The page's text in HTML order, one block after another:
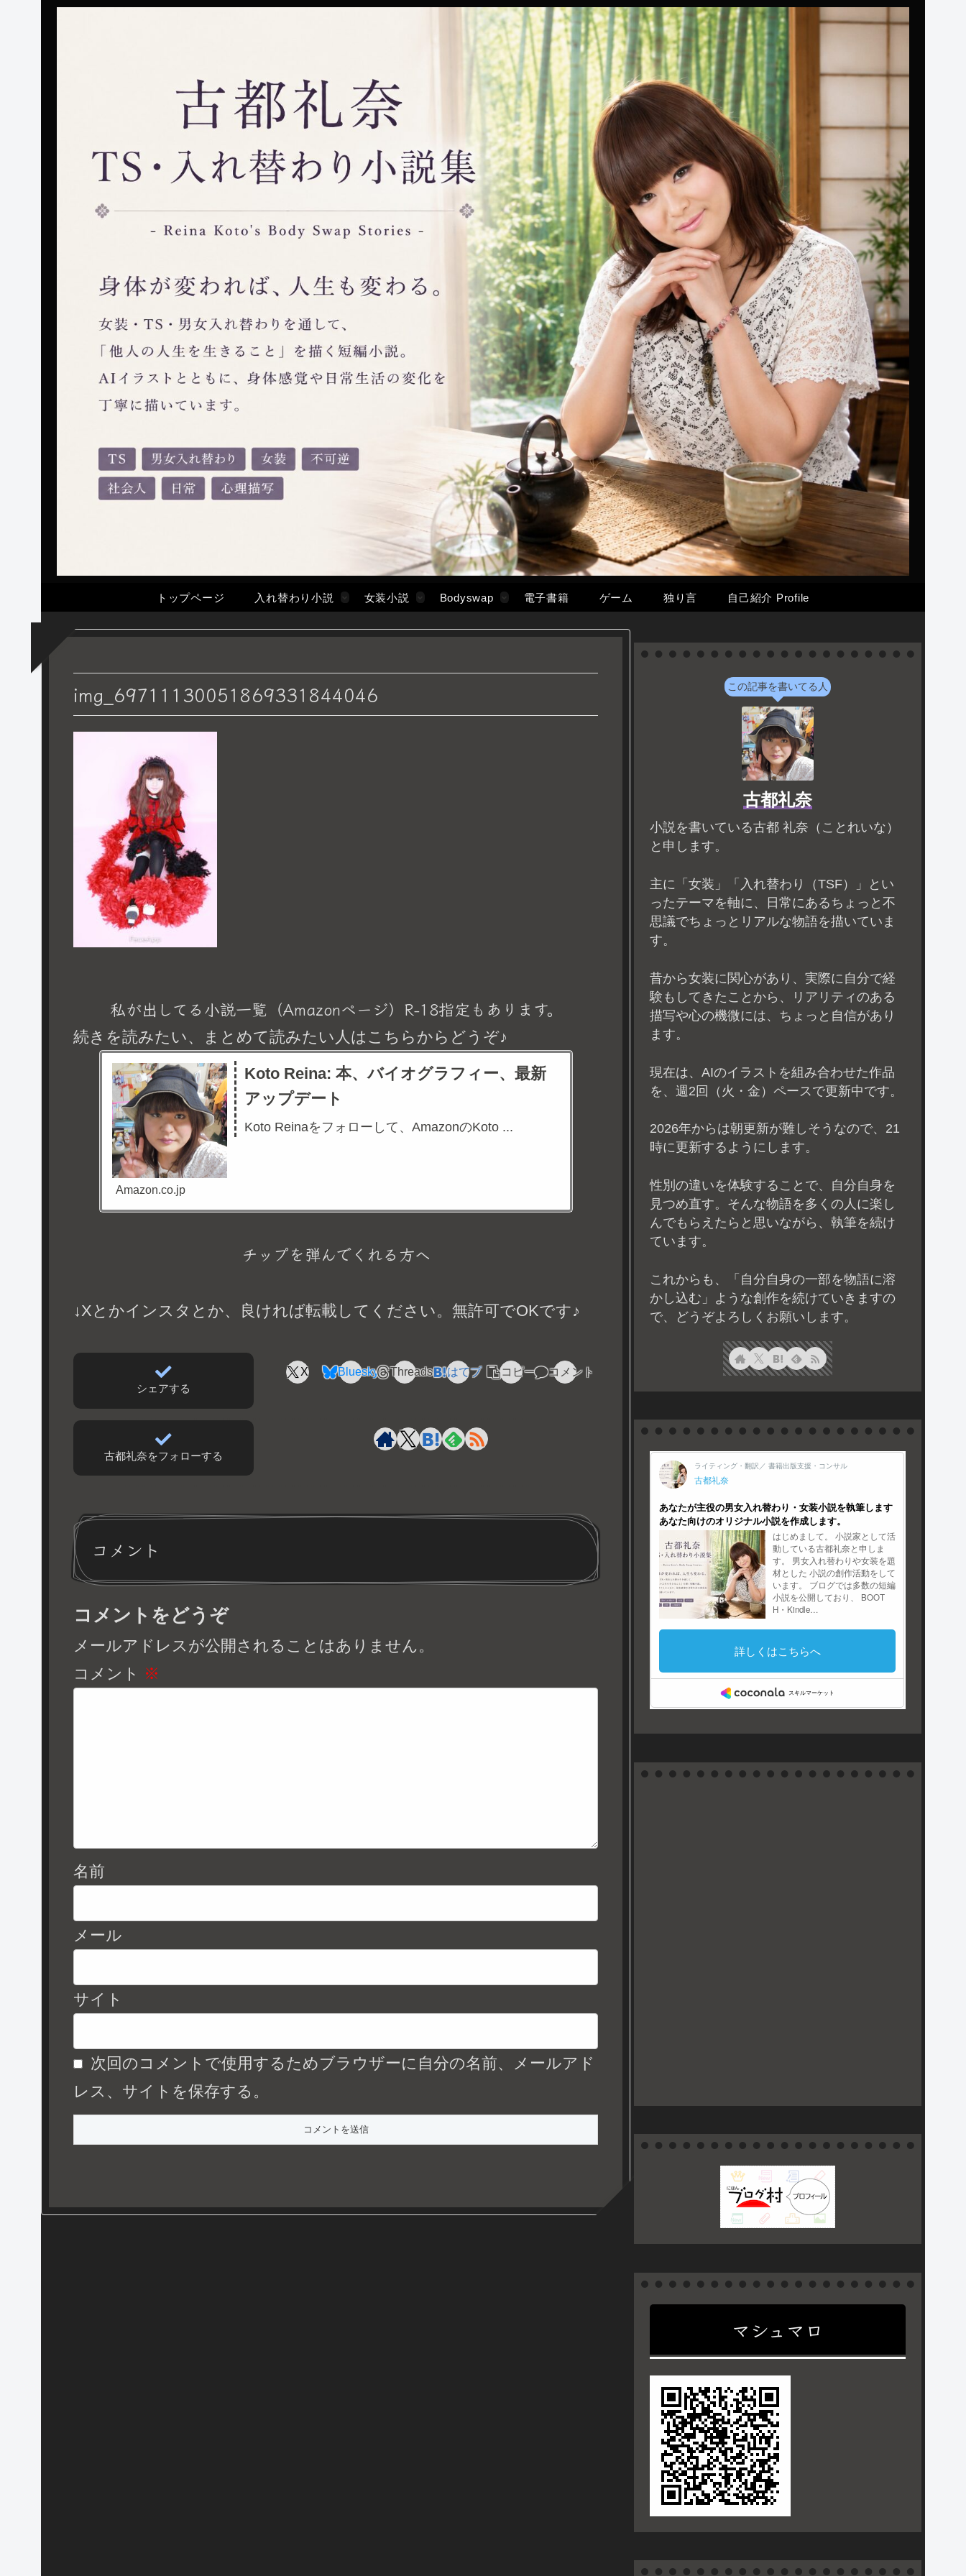
トップページ 入れ替わり小説 女装小説 Bodyswap 電子書籍 ゲーム 独り言 自己紹介 Profile
img_69711130051869331844046
私が出してる小説一覧（Amazonページ）R-18指定もあります。
続きを読みたい、まとめて読みたい人はこちらからどうぞ♪
Koto Reina: 本、バイオグラフィー、最新
アップデート
Koto Reinaをフォローして、AmazonのKoto ...
Amazon.co.jp
チップを弾んでくれる方へ
↓Xとかインスタとか、良ければ転載してください。無許可でOKです♪
シェアする
X Bluesky Threads はてブ コピー コメント
古都礼奈をフォローする
コメント
コメントをどうぞ
メールアドレスが公開されることはありません。
コメント ※
名前
メール
サイト
次回のコメントで使用するためブラウザーに自分の名前、メールアド
レス、サイトを保存する。
この記事を書いてる人
古都礼奈
小説を書いている古都 礼奈（ことれいな）
と申します。
主に「女装」「入れ替わり（TSF）」とい
ったテーマを軸に、日常にあるちょっと不
思議でちょっとリアルな物語を描いていま
す。
昔から女装に関心があり、実際に自分で経
験もしてきたことから、リアリティのある
描写や心の機微には、ちょっと自信があり
ます。
現在は、AIのイラストを組み合わせた作品
を、週2回（火・金）ペースで更新中です。
2026年からは朝更新が難しそうなので、21
時に更新するようにします。
性別の違いを体験することで、自分自身を
見つめ直す。そんな物語を多くの人に楽し
んでもらえたらと思いながら、執筆を続け
ています。
これからも、「自分自身の一部を物語に溶
かし込む」ような創作を続けていきますの
で、どうぞよろしくお願いします。
マシュマロ